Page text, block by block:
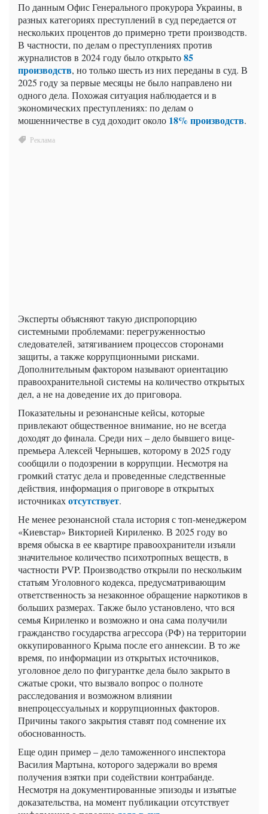
По данным Офис Генерального прокурора Украины, в
разных категориях преступлений в суд передается от
нескольких процентов до примерно трети производств.
В частности, по делам о преступлениях против
журналистов в 2024 году было открыто85
производств, но только шесть из них переданы в суд. В
2025 году за первые месяцы не было направлено ни
одного дела. Похожая ситуация наблюдается и в
экономических преступлениях: по делам о
мошенничестве в суд доходит около 18% производств.
Эксперты объясняют такую ​​диспропорцию
системными проблемами: перегруженностью
следователей, затягиванием процессов сторонами
защиты, а также коррупционными рисками.
Дополнительным фактором называют ориентацию
правоохранительной системы на количество открытых
дел, а не на доведение их до приговора.
Показательны и резонансные кейсы, которые
привлекают общественное внимание, но не всегда
доходят до финала. Среди них – дело бывшего вице-
премьера Алексей Чернышев, которому в 2025 году
сообщили о подозрении в коррупции. Несмотря на
громкий статус дела и проведенные следственные
действия, информация о приговоре в открытых
источникахотсутствует.
Не менее резонансной стала история с топ-менеджером
«Киевстар» Викторией Кириленко. В 2025 году во
время обыска в ее квартире правоохранители изъяли
значительное количество психотропных веществ, в
частности PVP. Производство открыли по нескольким
статьям Уголовного кодекса, предусматривающим
ответственность за незаконное обращение наркотиков в
больших размерах. Также было установлено, что вся
семья Кириленко и возможно и она сама получили
гражданство государства агрессора (РФ) на территории
оккупированного Крыма после его аннексии. В то же
время, по информации из открытых источников,
уголовное дело по фигурантке дела было закрыто в
сжатые сроки, что вызвало вопрос о полноте
расследования и возможном влиянии
внепроцессуальных и коррупционных факторов.
Причины такого закрытия ставят под сомнение их
обоснованность.
Еще один пример – дело таможенного инспектора
Василия Мартына, которого задержали во время
получения взятки при содействии контрабанде.
Несмотря на документированные эпизоды и изъятые
доказательства, на момент публикации отсутствует